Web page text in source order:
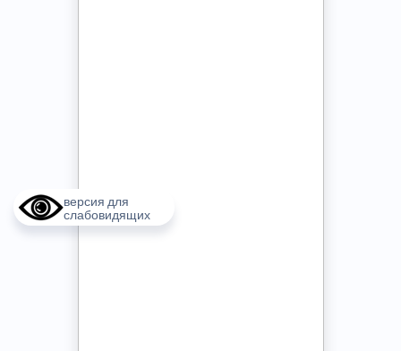
версия для
слабовидящих